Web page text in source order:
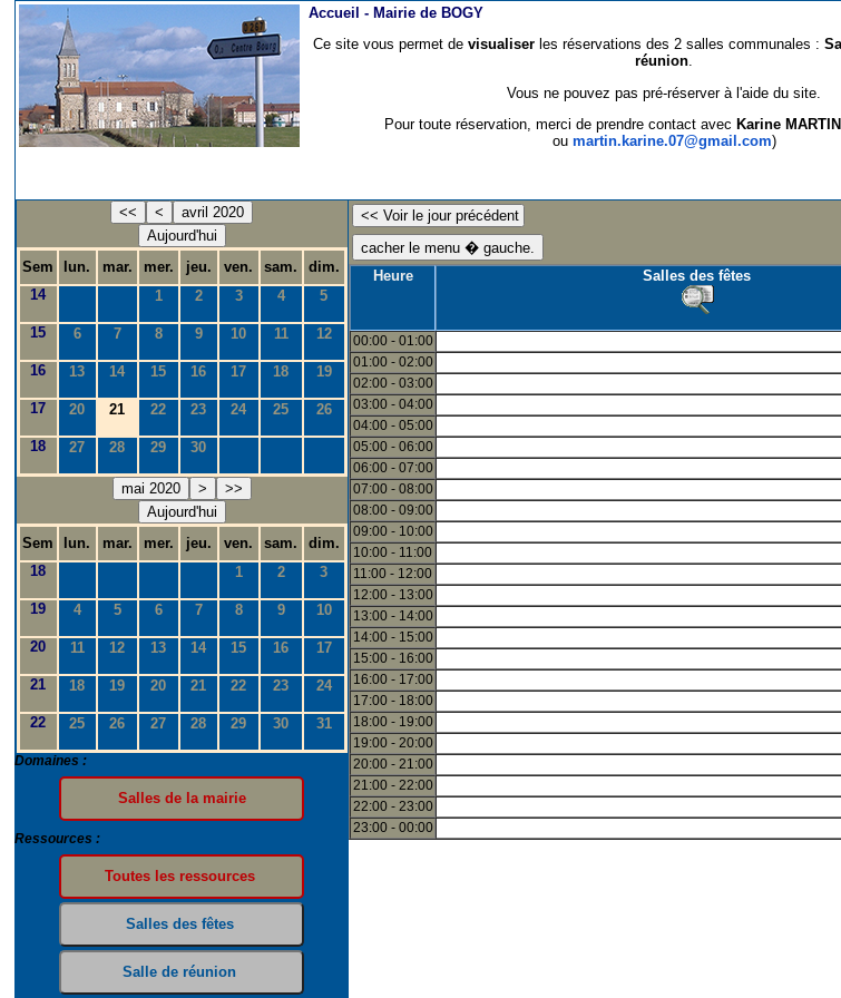
Accueil - Mairie de BOGY
Ce site vous permet devisualiser les réservations des 2 salles communales :
réunion.
Vous ne pouvez pas pré-réserver à l'aide du site.
Pour toute réservation, merci de prendre contact avec Karine MARTIN
ou martin.karine.07@gmail.com)
<< <
avril 2020
Aujourd'hui
Sem
lun. mar. mer. jeu. ven. sam.
dim.
14
1 2 3 4 5
15 6 7 8 9 10 11 12
16 13 14 15 16 17 18 19
17 20 21 22 23 24 25 26
18 27 28 29 30
mai 2020 >
>>
Aujourd'hui
Sem
lun. mar. mer. jeu. ven. sam.
dim.
18
1 2 3
19 4 5 6 7 8 9 10
20 11 12 13 14 15 16 17
21 18 19 20 21 22 23 24
22 25 26 27 28 29 30 31
Domaines :
Ressources :
Heure
Salles des fêtes
00:00 - 01:00
01:00 - 02:00
02:00 - 03:00
03:00 - 04:00
04:00 - 05:00
05:00 - 06:00
06:00 - 07:00
07:00 - 08:00
08:00 - 09:00
09:00 - 10:00
10:00 - 11:00
11:00 - 12:00
12:00 - 13:00
13:00 - 14:00
14:00 - 15:00
15:00 - 16:00
16:00 - 17:00
17:00 - 18:00
18:00 - 19:00
19:00 - 20:00
20:00 - 21:00
21:00 - 22:00
22:00 - 23:00
23:00 - 00:00